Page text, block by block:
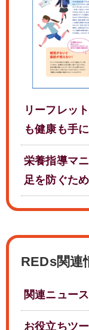
リーフレッ
も健康も手
栄養指導マ
足を防ぐため
REDs関連
関連ニュー
お役立ちツ